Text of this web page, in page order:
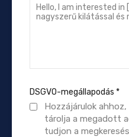
DSGVO-megállapodás *
Hozzájárulok
tárolja a megadott
tudjon a